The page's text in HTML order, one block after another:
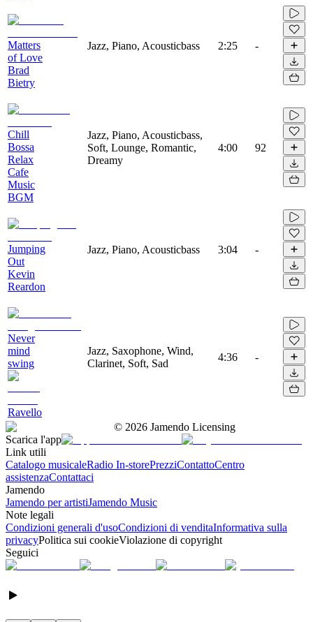
Matters
of Love
Brad
Bietry
Jazz, Piano, Acousticbass 2:25 -
Chill
Bossa
Relax
Cafe
Music
BGM
Jazz, Piano, Acousticbass,
Soft, Lounge, Romantic,
Dreamy
4:00 92
Jumping
Out
Kevin
Reardon
Jazz, Piano, Acousticbass 3:04 -
Never
mind
swing
Ravello
Jazz, Saxophone, Wind,
Clarinet, Soft, Sad
4:36 -
© 2026 Jamendo Licensing
Scarica l'app
Link utili
Catalogo musicaleRadio In-storePrezziContattoCentro
assistenzaContattaci
Jamendo
Jamendo per artistiJamendo Music
Note legali
Condizioni generali d'usoCondizioni di venditaInformativa sulla
privacyPolitica sui cookieViolazione di copyright
Seguici